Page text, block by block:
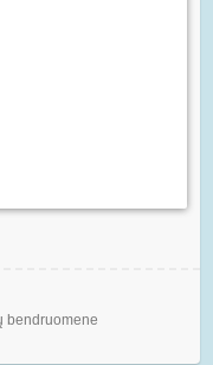
bendruomene